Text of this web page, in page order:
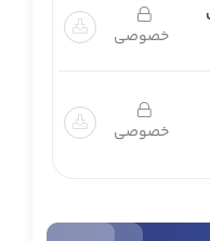
خصوصی
خصوصی